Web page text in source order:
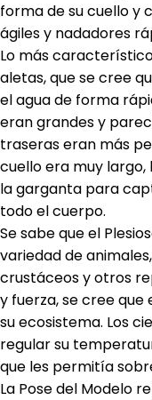
forma de su cuello y
ágiles y nadadores
Lo más
aletas, que se cree
el agua de forma
eran grandes y
traseras eran más
cuello era muy
la garganta para
todo el cuerpo.
Se sabe que el
variedad de
crustáceos y otros
y fuerza, se cree
su ecosistema. Los
regular su
que les permitía
La Pose del Modelo